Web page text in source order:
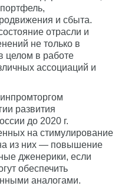
и сбыта.
отрасли и
не только в
целом в работе
ассоциаций и
развития
до 2020 г.
на стимулирование
из них — повышение
дженерики, если
обеспечить
аналогами.